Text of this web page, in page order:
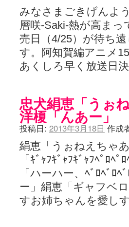
みなさまごきげんよ
層咲-Saki-熱が高まっ
売日（4/25）が待ち
す。阿知賀編アニメ
あくしろ早く放送日
忠犬絹恵「うぉ
洋榎「んあー」
投稿日: 2013年3月18日 作成
絹恵「うぉねえちゃ
「ｷﾞｬﾌｷﾞｬﾌｷﾞｬﾌﾍﾟﾛﾍ
「ハーハー、ﾍﾞﾛﾍﾞﾛﾍ
ー」絹恵「ギャフベ
すお姉ちゃんを愛し